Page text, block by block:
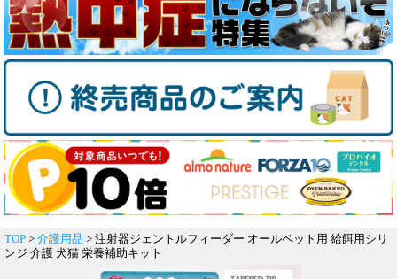
TOP > 介護用品 > 注射器ジェントルフィーダー オールペット用 給餌用シリ
ンジ 介護 犬猫 栄養補助キット